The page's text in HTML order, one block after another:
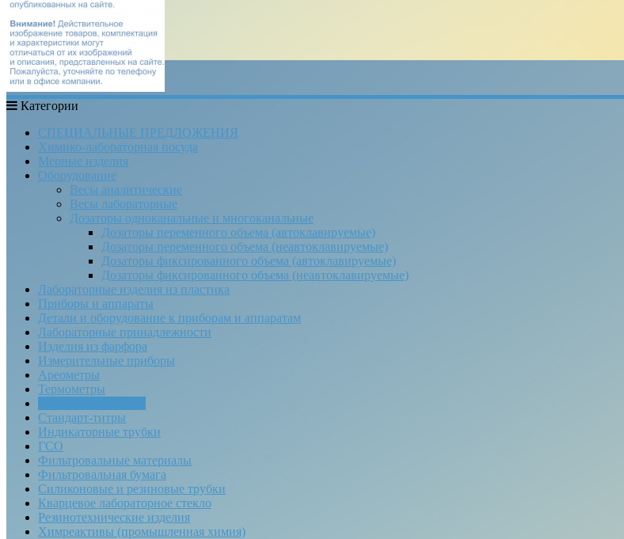
Категории
СПЕЦИАЛЬНЫЕ ПРЕДЛОЖЕНИЯ
Химико-лабораторная посуда
Мерные изделия
Оборудование
Весы аналитические
Весы лабораторные
Дозаторы одноканальные и многоканальные
Дозаторы переменного объема (автоклавируемые)
Дозаторы переменного объема (неавтоклавируемые)
Дозаторы фиксированного объема (автоклавируемые)
Дозаторы фиксированного объема (неавтоклавируемые)
Лабораторные изделия из пластика
Приборы и аппараты
Детали и оборудование к приборам и аппаратам
Лабораторные принадлежности
Изделия из фарфора
Измерительные приборы
Ареометры
Термометры
Стандарт-титры
Индикаторные трубки
ГСО
Фильтровальные материалы
Фильтровальная бумага
Силиконовые и резиновые трубки
Кварцевое лабораторное стекло
Резинотехнические изделия
Химреактивы (промышленная химия)